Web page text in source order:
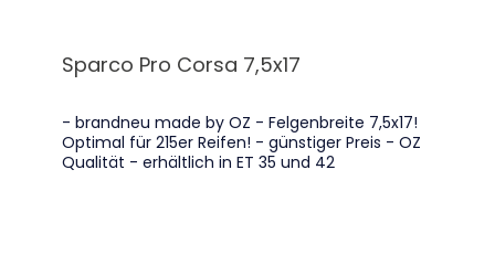
Sparco Pro Corsa 7,5x17
- brandneu made by OZ - Felgenbreite 7,5x17!
Optimal für 215er Reifen! - günstiger Preis - OZ
Qualität - erhältlich in ET 35 und 42